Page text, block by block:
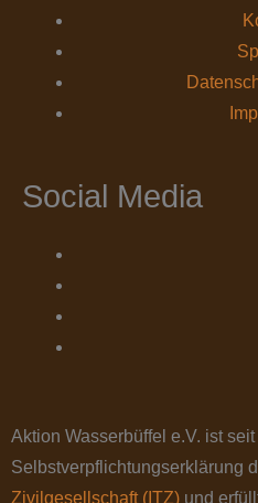
Social Media
Aktion Wasserbüffel e.V. ist
Selbstverpflichtungserklärung
Zivilgesellschaft (ITZ) und